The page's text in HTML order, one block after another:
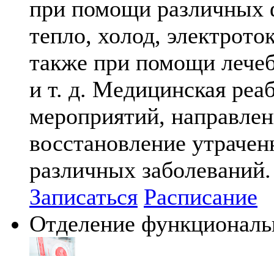
при помощи различных
тепло, холод,
также при помощи
и т. д. Медицинская
мероприятий,
восстановление
различных заболеваний.
Записаться Расписание
Отделение